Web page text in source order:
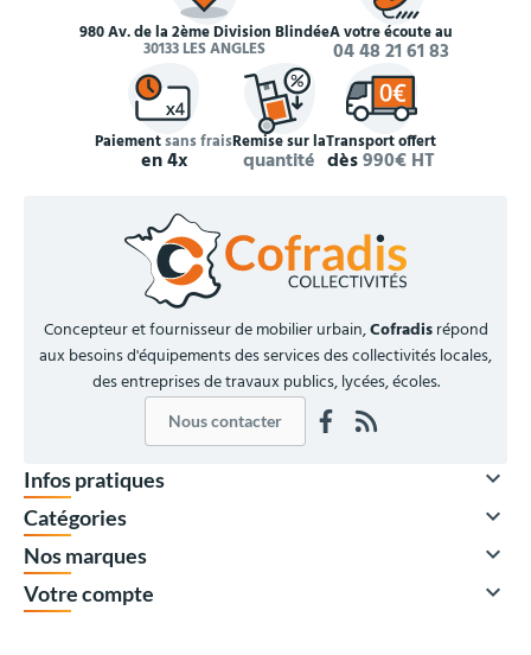
980 Av. de la 2ème Division Blindée
30133 LES ANGLES
À votre écoute au
04 48 21 61 83
Paiementsans frais
en 4x
Remise sur la
quantité
Transport offert
dès990€ HT
Concepteur et fournisseur de mobilier urbain,Cofradisrépond
aux besoins d'équipements des services des collectivités locales,
des entreprises de travaux publics, lycées, écoles.
Nous contacter
Infos pratiques 
Catégories 
Nos marques 
Votre compte 